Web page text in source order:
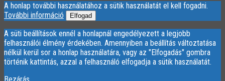
A honlap további használatához a sütik használatát el kell fogadni.
További információ
Elfogad
A süti beállítások ennél a honlapnál engedélyezett a legjobb
felhasználói élmény érdekében. Amennyiben a beállítás változtatása
nélkül kerül sor a honlap használatára, vagy az "Elfogadás" gombra
történik kattintás, azzal a felhasználó elfogadja a sütik használatát.